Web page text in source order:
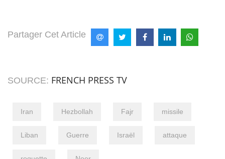
Partager Cet Article
SOURCE: FRENCH PRESS TV
Iran Hezbollah Fajr missile
Liban Guerre Israël attaque